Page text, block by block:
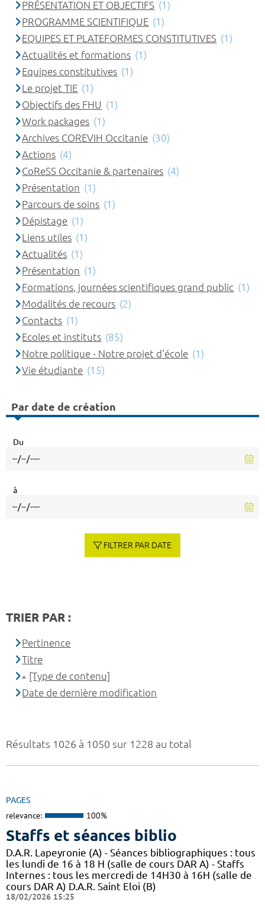
Résultats 1026 à 1050 sur 1228 au total
PAGES
relevance: 100%
Staffs et séances biblio
D.A.R. Lapeyronie (A) - Séances bibliographiques : tous
les lundi de 16 à 18 H (salle de cours DAR A) - Staffs
Internes : tous les mercredi de 14H30 à 16H (salle de
cours DAR A) D.A.R. Saint Eloi (B)
18/02/2026 15:25
PRÉSENTATION ET OBJECTIFS (1)
PROGRAMME SCIENTIFIQUE (1)
EQUIPES ET PLATEFORMES CONSTITUTIVES (1)
Actualités et formations (1)
Equipes constitutives (1)
Le projet TIE (1)
Objectifs des FHU (1)
Work packages (1)
Archives COREVIH Occitanie (30)
Actions (4)
CoReSS Occitanie & partenaires (4)
Présentation (1)
Parcours de soins (1)
Dépistage (1)
Liens utiles (1)
Actualités (1)
Présentation (1)
Formations, journées scientifiques grand public (1)
Modalités de recours (2)
Contacts (1)
Ecoles et instituts (85)
Notre politique - Notre projet d'école (1)
Vie étudiante (15)
Par date de création
Du
à
FILTRER PAR DATE
TRIER PAR :
Pertinence
Titre
[Type de contenu]
Date de dernière modification